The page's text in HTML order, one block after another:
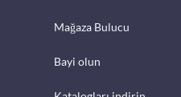
Mağaza Bulucu
Bayi olun